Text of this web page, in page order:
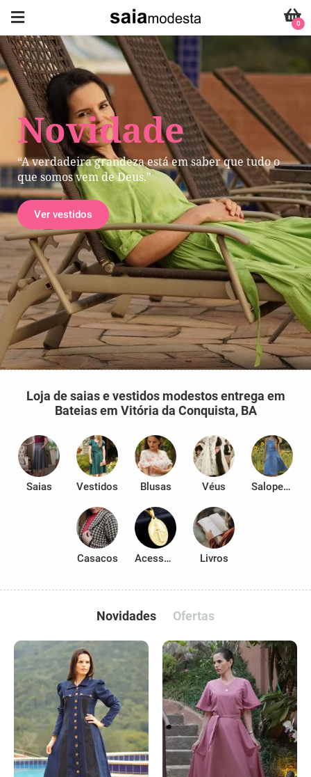
Novidade
“A verdadeira grandeza está em saber que tudo o
que somos vem de Deus."
Ver vestidos
0
Loja de saias e vestidos modestos entrega em
Bateias em Vitória da Conquista, BA
Saias Vestidos Blusas Véus Salopetes
Casacos Acessórios Livros
Novidades Ofertas